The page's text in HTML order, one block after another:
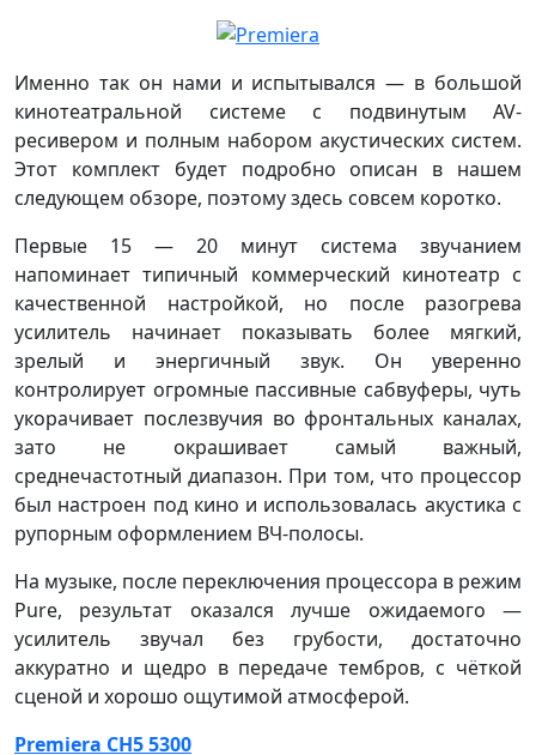
Именно так он нами и испытывался — в большой
кинотеатральной системе с подвинутым AV-
ресивером и полным набором акустических систем.
Этот комплект будет подробно описан в нашем
следующем обзоре, поэтому здесь совсем коротко.
Первые 15 — 20 минут система звучанием
напоминает типичный коммерческий кинотеатр с
качественной настройкой, но после разогрева
усилитель начинает показывать более мягкий,
зрелый и энергичный звук. Он уверенно
контролирует огромные пассивные сабвуферы, чуть
укорачивает послезвучия во фронтальных каналах,
зато не окрашивает самый важный,
среднечастотный диапазон. При том, что процессор
был настроен под кино и использовалась акустика с
рупорным оформлением ВЧ-полосы.
На музыке, после переключения процессора в режим
Pure, результат оказался лучше ожидаемого —
усилитель звучал без грубости, достаточно
аккуратно и щедро в передаче тембров, с чёткой
сценой и хорошо ощутимой атмосферой.
Premiera CH5 5300